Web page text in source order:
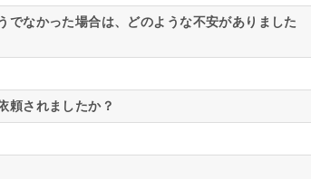
でなかった場合は、どのような不安がありました
頼されましたか？